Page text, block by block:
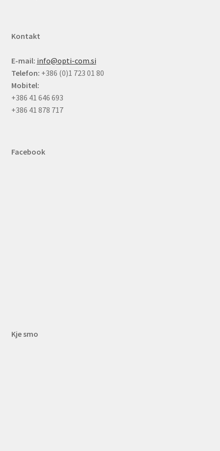
Kontakt
E-mail: info@opti-com.si
Telefon: +386 (0)1 723 01 80
Mobitel:
+386 41 646 693
+386 41 878 717
Facebook
Kje smo